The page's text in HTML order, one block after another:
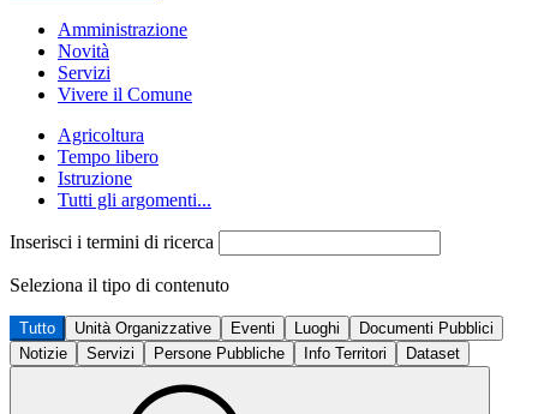
Amministrazione
Novità
Servizi
Vivere il Comune
Agricoltura
Tempo libero
Istruzione
Tutti gli argomenti...
Inserisci i termini di ricerca
Seleziona il tipo di contenuto
Tutto Unità Organizzative Eventi Luoghi
Documenti Pubblici
Notizie
Servizi Persone Pubbliche Info Territori Dataset